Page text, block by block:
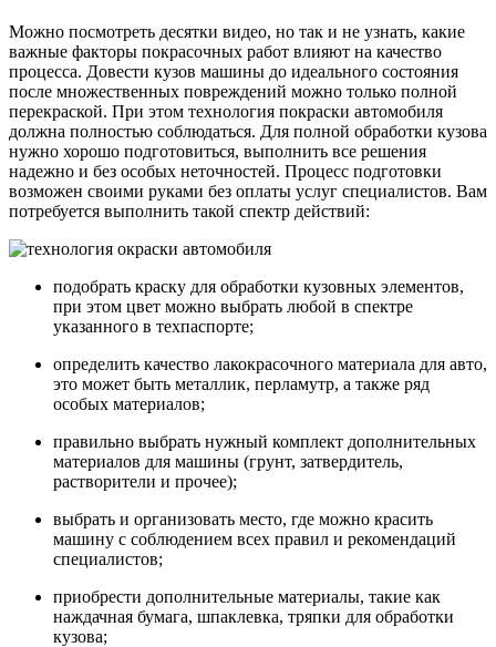
Можно посмотреть десятки видео, но так и не узнать, какие
важные факторы покрасочных работ влияют на качество
процесса. Довести кузов машины до идеального состояния
после множественных повреждений можно только полной
перекраской. При этом технология покраски автомобиля
должна полностью соблюдаться. Для полной обработки кузова
нужно хорошо подготовиться, выполнить все решения
надежно и без особых неточностей. Процесс подготовки
возможен своими руками без оплаты услуг специалистов. Вам
потребуется выполнить такой спектр действий:
подобрать краску для обработки кузовных элементов,
при этом цвет можно выбрать любой в спектре
указанного в техпаспорте;
определить качество лакокрасочного материала для авто,
это может быть металлик, перламутр, а также ряд
особых материалов;
правильно выбрать нужный комплект дополнительных
материалов для машины (грунт, затвердитель,
растворители и прочее);
выбрать и организовать место, где можно красить
машину с соблюдением всех правил и рекомендаций
специалистов;
приобрести дополнительные материалы, такие как
наждачная бумага, шпаклевка, тряпки для обработки
кузова;